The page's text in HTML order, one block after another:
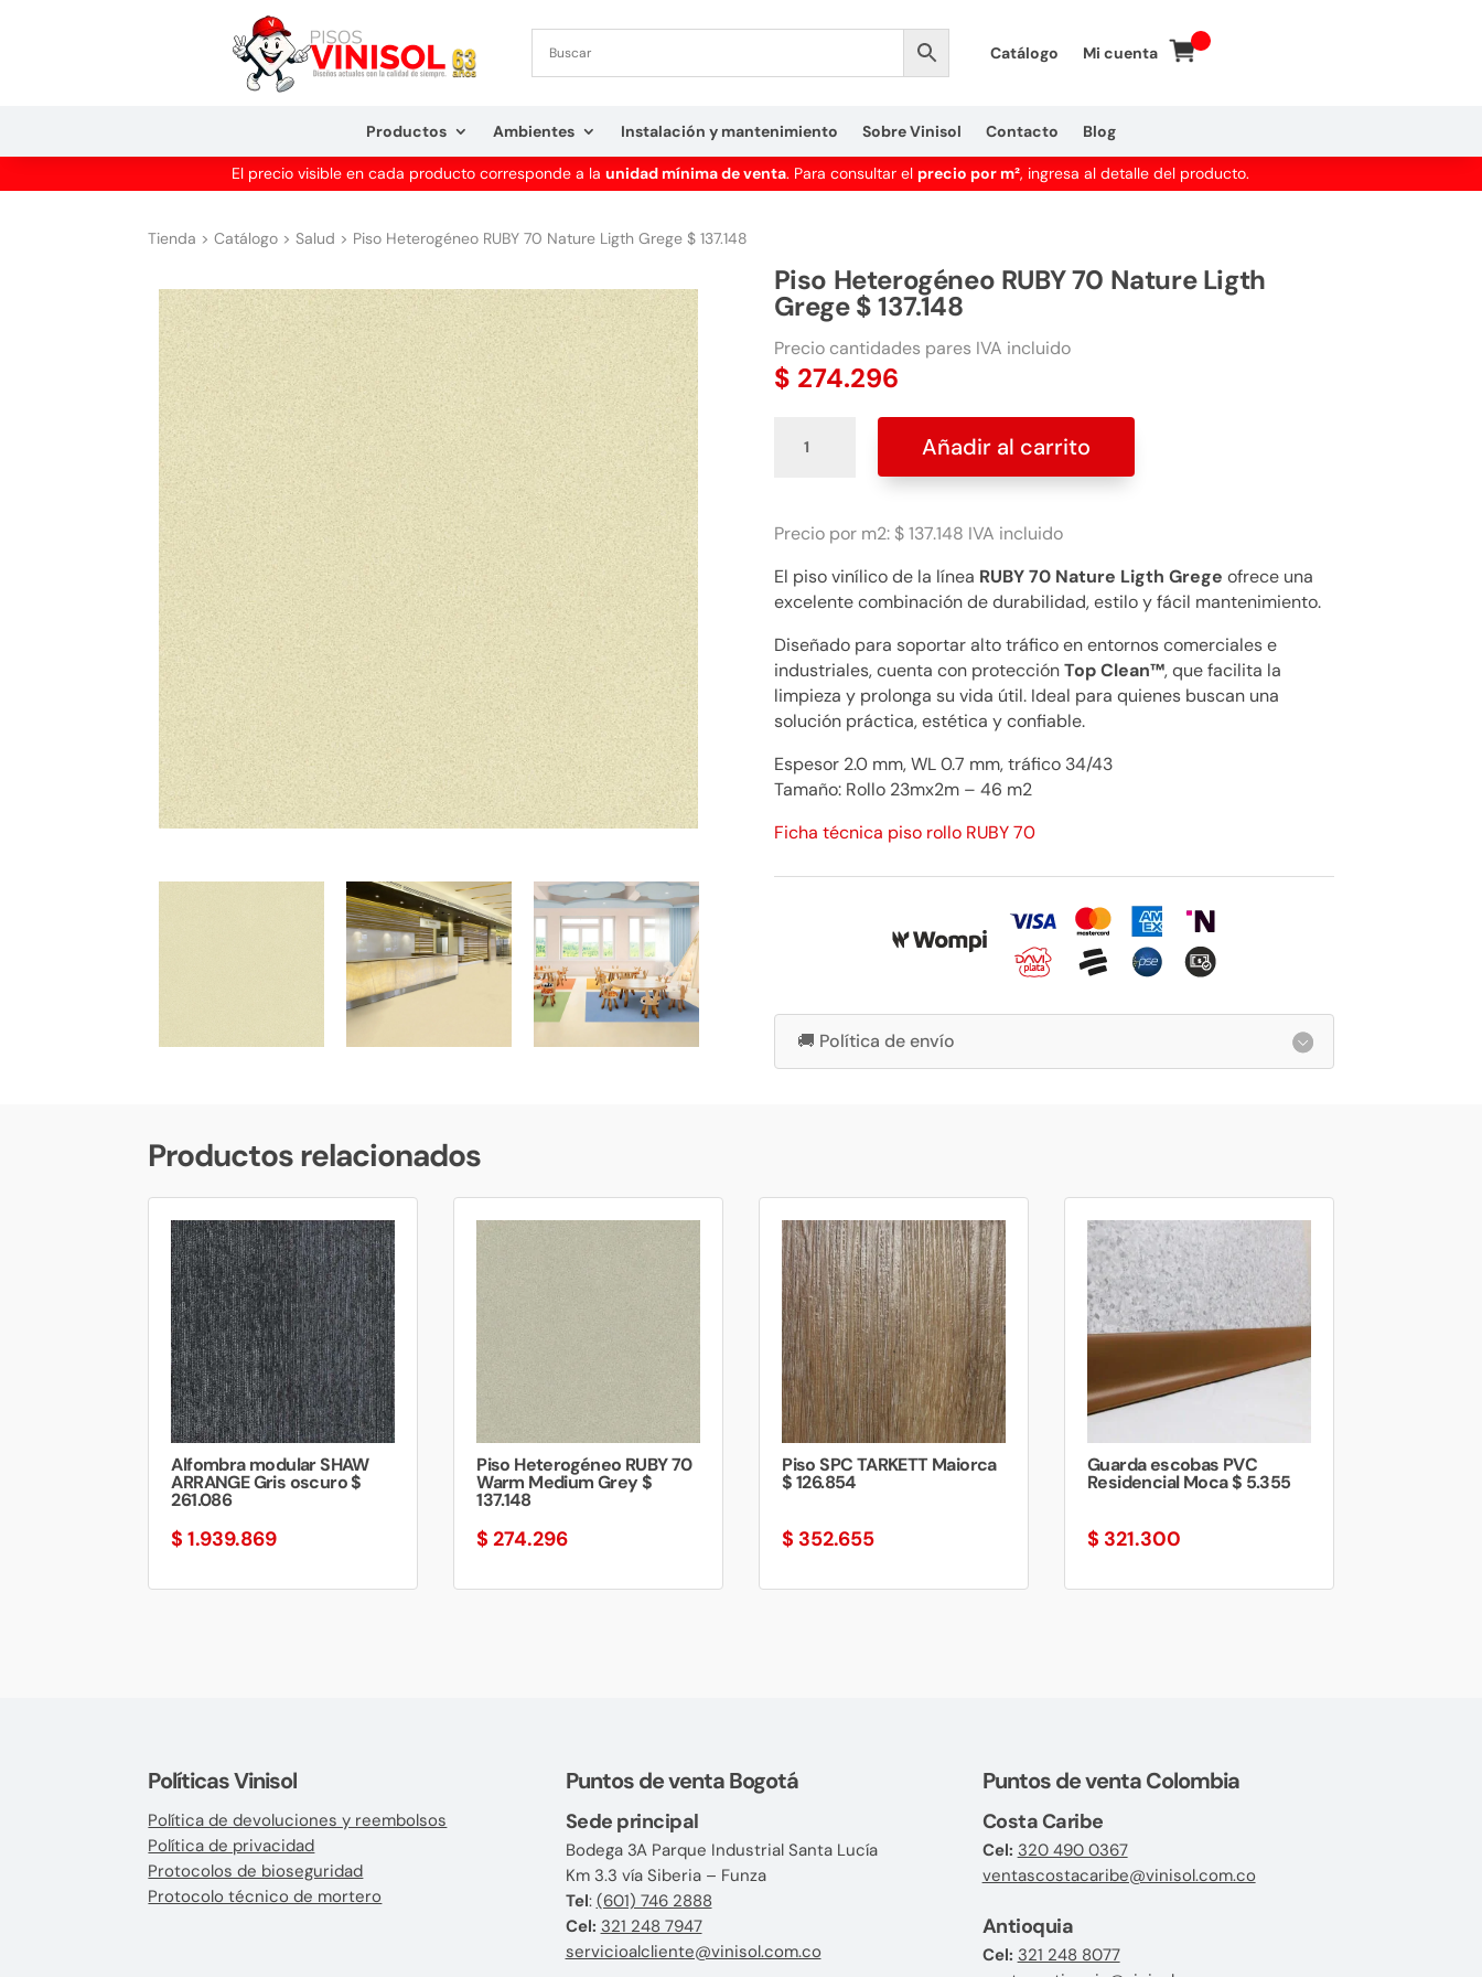
Catálogo Mi cuenta
Productos Ambientes Instalación y mantenimiento Sobre Vinisol Contacto Blog
El precio visible en cada producto corresponde a launidad mínima de venta. Para consultar el precio por m², ingresa al detalle del producto.
Tienda >Catálogo >Salud > Piso Heterogéneo RUBY 70 Nature Ligth Grege $ 137.148
Piso Heterogéneo RUBY 70 Nature Ligth
Grege $ 137.148
Precio cantidades pares IVA incluido
$ 274.296
Heterogéneo
Nature
Grege
$
cantidad
Añadir al carrito
Precio por m2: $ 137.148 IVA incluido
El piso vinílico de la línea RUBY 70 Nature Ligth Grege ofrece una
excelente combinación de durabilidad, estilo y fácil mantenimiento.
Diseñado para soportar alto tráfico en entornos comerciales e
industriales, cuenta con protecciónTop Clean™, que facilita la
limpieza y prolonga su vida útil. Ideal para quienes buscan una
solución práctica, estética y confiable.
Espesor 2.0 mm, WL 0.7 mm, tráfico 34/43
Tamaño: Rollo 23mx2m – 46 m2
Ficha técnica piso rollo RUBY 70
🚚 Política de envío
Productos relacionados
Alfombra modular SHAW
ARRANGE Gris oscuro $
261.086
$ 1.939.869
Piso Heterogéneo RUBY 70
Warm Medium Grey $
137.148
$ 274.296
Piso SPC TARKETT Maiorca
$ 126.854
$ 352.655
Guarda escobas PVC
Residencial Moca $ 5.355
$ 321.300
Políticas Vinisol
Política de devoluciones y reembolsos
Política de privacidad
Protocolos de bioseguridad
Protocolo técnico de mortero
Puntos de venta Bogotá
Sede principal
Bodega 3A Parque Industrial Santa Lucía
Km 3.3 vía Siberia – Funza
Tel: (601) 746 2888
Cel: 321 248 7947
servicioalcliente@vinisol.com.co
Puntos de venta Colombia
Costa Caribe
Cel: 320 490 0367
ventascostacaribe@vinisol.com.co
Antioquia
Cel: 321 248 8077